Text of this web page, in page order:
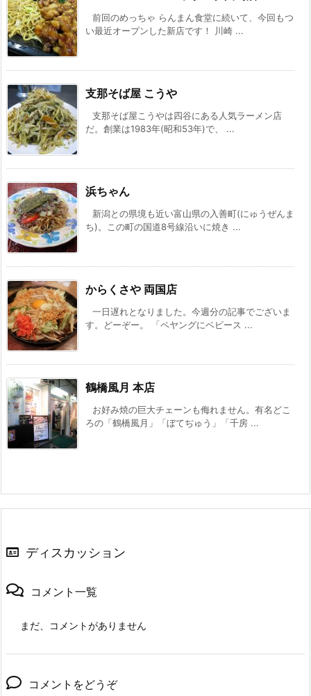
前回のめっちゃ らんまん食堂に続いて、今回もつ
い最近オープンした新店です！ 川崎 ...
支那そば屋 こうや
支那そば屋こうやは四谷にある人気ラーメン店
だ。創業は1983年(昭和53年)で、 ...
浜ちゃん
新潟との県境も近い富山県の入善町(にゅうぜんま
ち)。この町の国道8号線沿いに焼き ...
からくさや 両国店
一日遅れとなりました。今週分の記事でございま
す。どーぞー。 「ペヤングにベビース ...
鶴橋風月 本店
お好み焼の巨大チェーンも侮れません。有名どこ
ろの「鶴橋風月」「ぼてぢゅう」「千房 ...
ディスカッション
コメント一覧
まだ、コメントがありません
コメントをどうぞ